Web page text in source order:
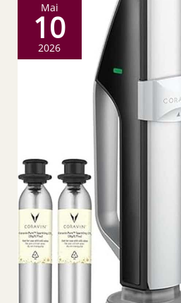
Mai
10
2026